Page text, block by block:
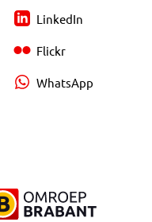
LinkedIn
Flickr
WhatsApp